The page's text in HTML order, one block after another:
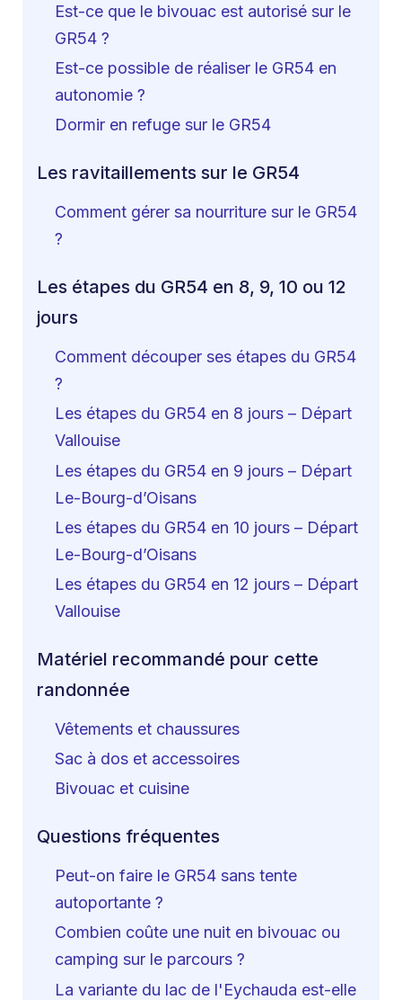
Est-ce que le bivouac est autorisé sur le
GR54 ?
Est-ce possible de réaliser le GR54 en
autonomie ?
Dormir en refuge sur le GR54
Les ravitaillements sur le GR54
Comment gérer sa nourriture sur le GR54
?
Les étapes du GR54 en 8, 9, 10 ou 12
jours
Comment découper ses étapes du GR54
?
Les étapes du GR54 en 8 jours – Départ
Vallouise
Les étapes du GR54 en 9 jours – Départ
Le-Bourg-d’Oisans
Les étapes du GR54 en 10 jours – Départ
Le-Bourg-d’Oisans
Les étapes du GR54 en 12 jours – Départ
Vallouise
Matériel recommandé pour cette
randonnée
Vêtements et chaussures
Sac à dos et accessoires
Bivouac et cuisine
Questions fréquentes
Peut-on faire le GR54 sans tente
autoportante ?
Combien coûte une nuit en bivouac ou
camping sur le parcours ?
La variante du lac de l'Eychauda est-elle